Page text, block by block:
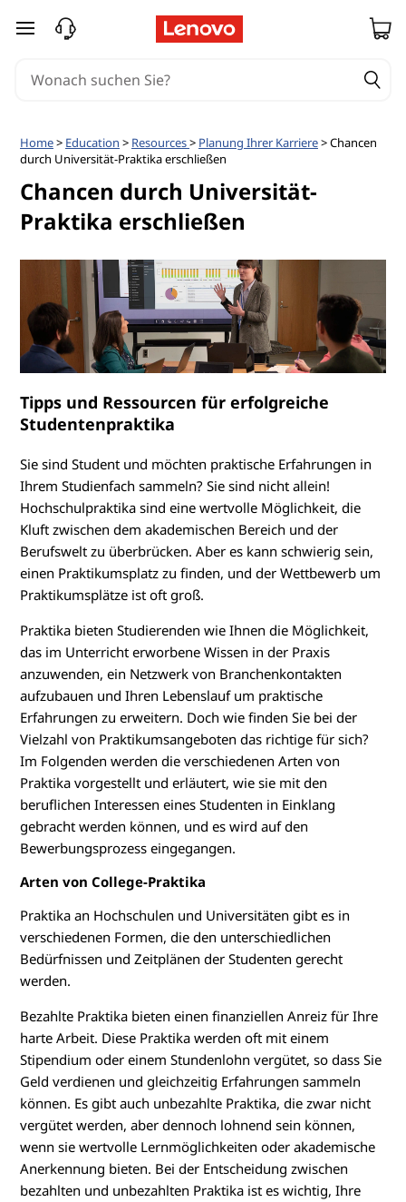
zum Hauptinhalt springen
Home> Education > Resources> Planung Ihrer Karriere> Chancen
durch Universität-Praktika erschließen
Chancen durch Universität-
Praktika erschließen
Tipps und Ressourcen für erfolgreiche
Studentenpraktika
Sie sind Student und möchten praktische Erfahrungen in
Ihrem Studienfach sammeln? Sie sind nicht allein!
Hochschulpraktika sind eine wertvolle Möglichkeit, die
Kluft zwischen dem akademischen Bereich und der
Berufswelt zu überbrücken. Aber es kann schwierig sein,
einen Praktikumsplatz zu finden, und der Wettbewerb um
Praktikumsplätze ist oft groß.
Praktika bieten Studierenden wie Ihnen die Möglichkeit,
das im Unterricht erworbene Wissen in der Praxis
anzuwenden, ein Netzwerk von Branchenkontakten
aufzubauen und Ihren Lebenslauf um praktische
Erfahrungen zu erweitern. Doch wie finden Sie bei der
Vielzahl von Praktikumsangeboten das richtige für sich?
Im Folgenden werden die verschiedenen Arten von
Praktika vorgestellt und erläutert, wie sie mit den
beruflichen Interessen eines Studenten in Einklang
gebracht werden können, und es wird auf den
Bewerbungsprozess eingegangen.
Arten von College-Praktika
Praktika an Hochschulen und Universitäten gibt es in
verschiedenen Formen, die den unterschiedlichen
Bedürfnissen und Zeitplänen der Studenten gerecht
werden.
Bezahlte Praktika bieten einen finanziellen Anreiz für Ihre
harte Arbeit. Diese Praktika werden oft mit einem
Stipendium oder einem Stundenlohn vergütet, so dass Sie
Geld verdienen und gleichzeitig Erfahrungen sammeln
können. Es gibt auch unbezahlte Praktika, die zwar nicht
vergütet werden, aber dennoch lohnend sein können,
wenn sie wertvolle Lernmöglichkeiten oder akademische
Anerkennung bieten. Bei der Entscheidung zwischen
bezahlten und unbezahlten Praktika ist es wichtig, Ihre